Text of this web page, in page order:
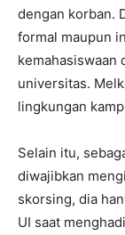
dengan korban.
formal maupun
kemahasiswaan
universitas.
lingkungan
Selain itu,
diwajibkan
skorsing, dia
UI saat